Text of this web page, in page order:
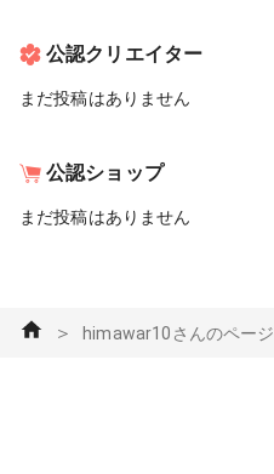
公認クリエイター
まだ投稿はありません
公認ショップ
まだ投稿はありません
＞ himawar10さんのページ